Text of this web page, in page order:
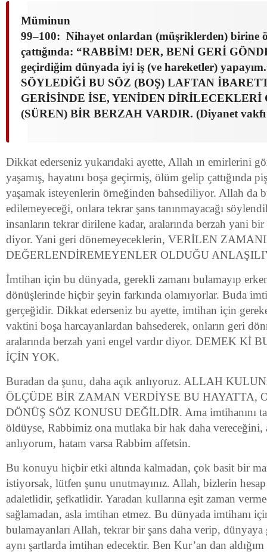
Müminun
99–100: Nihayet onlardan (müşriklerden) birine
çattığında: “RABBİM! DER, BENİ GERİ
geçirdiğim dünyada iyi iş (ve hareketler)
SÖYLEDİĞİ BU SÖZ (BOŞ) LAFTAN
GERİSİNDE İSE, YENİDEN DİRİLECEKLERİ
(SÜREN) BİR BERZAH VARDIR. (Diyanet
Dikkat ederseniz yukarıdaki ayette, Allah ın emirlerini
yaşamış, hayatını boşa geçirmiş, ölüm gelip çattığında
yaşamak isteyenlerin örneğinden bahsediliyor. Allah da
edilemeyeceği, onlara tekrar şans tanınmayacağı
insanların tekrar dirilene kadar, aralarında berzah yani
diyor. Yani geri dönemeyeceklerin, VERİLEN
DEĞERLENDİREMEYENLER OLDUĞU
İmtihan için bu dünyada, gerekli zamanı bulamayıp
dönüşlerinde hiçbir şeyin farkında olamıyorlar. Buda
gerçeğidir. Dikkat ederseniz bu ayette, imtihan için
vaktini boşa harcayanlardan bahsederek, onların geri
aralarında berzah yani engel vardır diyor. DEMEK Kİ
İÇİN YOK.
Buradan da şunu, daha açık anlıyoruz. ALLAH
ÖLÇÜDE BİR ZAMAN VERDİYSE BU HAYATTA,
DÖNÜŞ SÖZ KONUSU DEĞİLDİR. Ama imtihanını
öldüyse, Rabbimiz ona mutlaka bir hak daha vereceğini,
anlıyorum, hatam varsa Rabbim affetsin.
Bu konuyu hiçbir etki altında kalmadan, çok basit bir
istiyorsak, lütfen şunu unutmayınız. Allah, bizlerin
adaletlidir, şefkatlidir. Yaradan kullarına eşit zaman
sağlamadan, asla imtihan etmez. Bu dünyada imtihanı
bulamayanları Allah, tekrar bir şans daha verip, dünyaya
aynı şartlarda imtihan edecektir. Ben Kur’an dan aldığım